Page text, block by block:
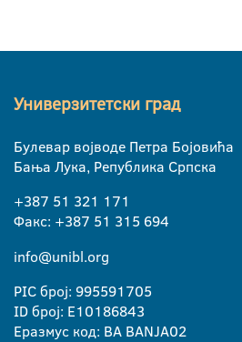
Универзитетски град
Булевар војводе Петра Бојовића
Бања Лука, Република Српска
+387 51 321 171
Факс: +387 51 315 694
info@unibl.org
PIC број: 995591705
ID број: E10186843
Еразмус код: BA BANJA02